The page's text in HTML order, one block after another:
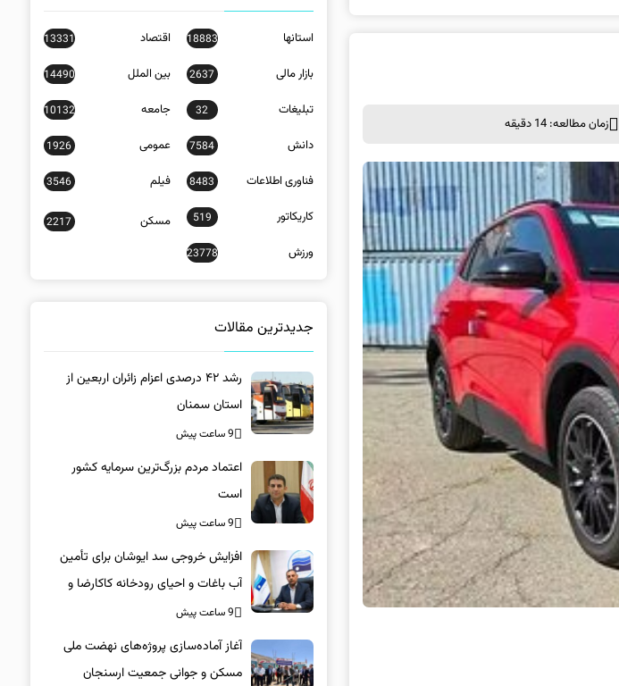
زمان مطالعه: 14 دقیقه
استانها 18883 اقتصاد 13331
بازار مالی 2637 بین الملل 14490
تبلیغات 32 جامعه 10132
دانش 7584 عمومی 1926
فناوری اطلاعات 8483 فیلم 3546
کاریکاتور 519 مسکن 2217
ورزش 23778
جدیدترین مقالات
رشد ۴۲ درصدی اعزام زائران اربعین از
استان سمنان
9 ساعت پیش
اعتماد مردم بزرگ‌ترین سرمایه کشور
است
9 ساعت پیش
افزایش خروجی سد ایوشان برای تأمین
آب باغات و احیای رودخانه‌ کاکارضا و
کشکان
9 ساعت پیش
آغاز آماده‌سازی پروژه‌های نهضت ملی
مسکن و جوانی جمعیت ارسنجان